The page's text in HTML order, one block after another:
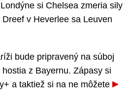
si Chelsea zmeria sily
v Heverlee sa Leuven
bude pripravený na súboj
z Bayernu. Zápasy si
a taktiež si na ne môžete